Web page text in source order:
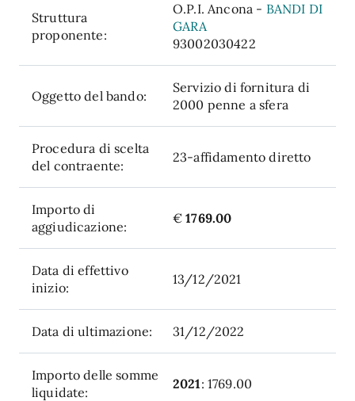
Struttura
proponente:
O.P.I. Ancona - BANDI DI
GARA
93002030422
Oggetto del bando:
Servizio di fornitura di
2000 penne a sfera
Procedura di scelta
del contraente:
23-affidamento diretto
Importo di
aggiudicazione:
€1769.00
Data di effettivo
inizio:
13/12/2021
Data di ultimazione: 31/12/2022
Importo delle somme
liquidate:
2021: 1769.00